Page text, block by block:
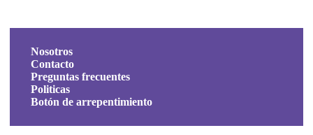
Nosotros
Contacto
Preguntas frecuentes
Politicas
Botón de arrepentimiento